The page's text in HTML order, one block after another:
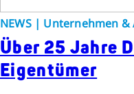
NEWS | Unternehmen
Über 25 Jahre
Eigentümer